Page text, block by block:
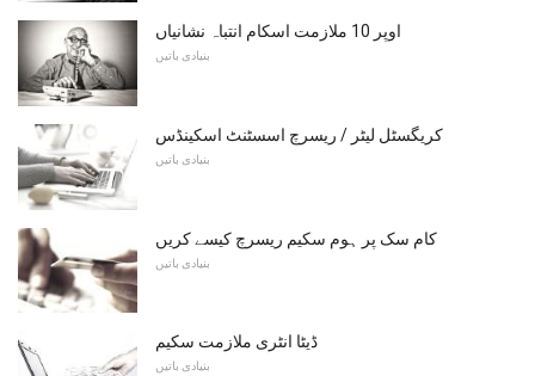
اوپر 10 ملازمت اسکام انتباہ نشانیاں
بنیادی باتیں
کریگسٹل لیٹر / ریسرچ اسسٹنٹ اسکینڈس
بنیادی باتیں
کام سک پر ہوم سکیم ریسرچ کیسے کریں
بنیادی باتیں
ڈیٹا انٹری ملازمت سکیم
بنیادی باتیں